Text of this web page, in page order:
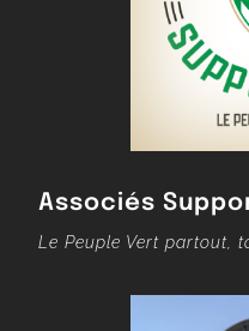
Associés
Le Peuple Vert partout,